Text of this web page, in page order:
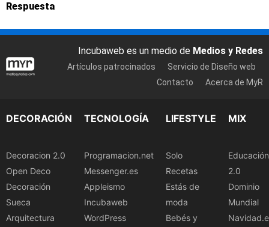
Respuesta
Incubaweb es un medio de Medios y Redes
Artículos patrocinados
Servicio de Diseño web
Contacto
Acerca de MyR
DECORACIÓN
Decoracion 2.0
Open Deco
Decoración
Sueca
Arquitectura
TECNOLOGÍA
Programacion.net
Messenger.es
Appleismo
Incubaweb
WordPress
LIFESTYLE
Solo
Recetas
Estás de
moda
Bebés y
MIX
Educación
2.0
Dominio
Mundial